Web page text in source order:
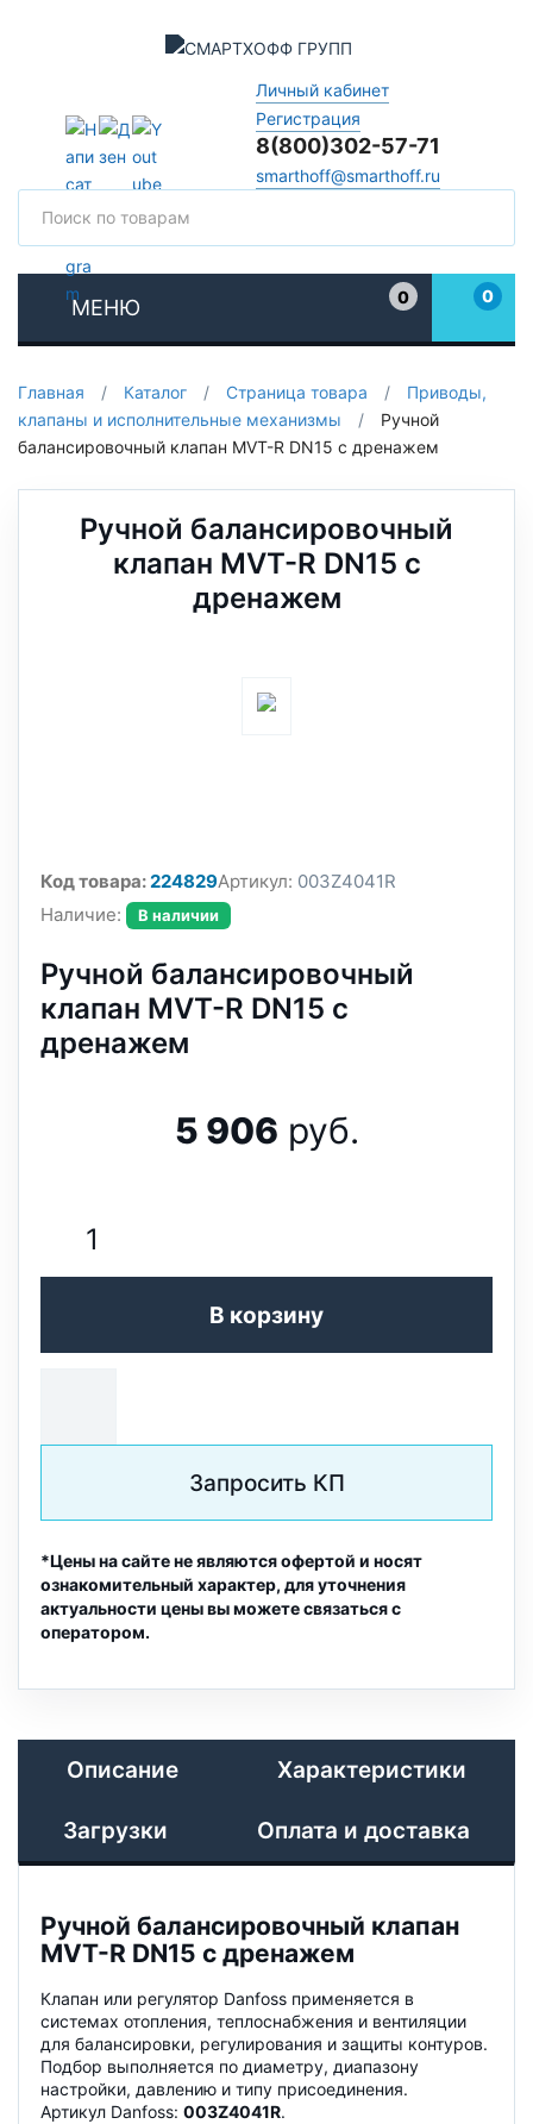
Личный кабинет
Регистрация
8(800)302-57-71
smarthoff@smarthoff.ru
МЕНЮ
0
0
Главная / Каталог / Страница товара /
Приводы,
клапаны и исполнительные механизмы
/
Ручной
балансировочный клапан MVT-R DN15 с дренажем
Ручной балансировочный
клапан MVT-R DN15 с
дренажем
Код товара:224829Артикул: 003Z4041R
Наличие:
В наличии
Ручной балансировочный
клапан MVT-R DN15 с
дренажем
5 906 руб.
В корзину
Запросить КП
*Цены на сайте не являются офертой и носят
ознакомительный характер, для уточнения
актуальности цены вы можете связаться с
оператором.
Описание Характеристики
Загрузки Оплата и доставка
Ручной балансировочный клапан
MVT-R DN15 с дренажем
Клапан или регулятор Danfoss применяется в
системах отопления, теплоснабжения и вентиляции
для балансировки, регулирования и защиты контуров.
Подбор выполняется по диаметру, диапазону
настройки, давлению и типу присоединения.
Артикул Danfoss: 003Z4041R.